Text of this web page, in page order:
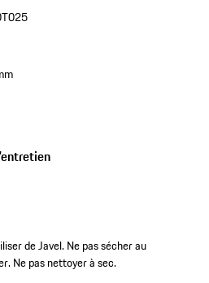
de Javel. Ne pas sécher au
Ne pas nettoyer à sec.